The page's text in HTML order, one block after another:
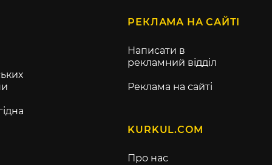
РЕКЛАМА НА САЙТІ
Написати в
рекламний відділ
Реклама на сайті
KURKUL.COM
Про нас